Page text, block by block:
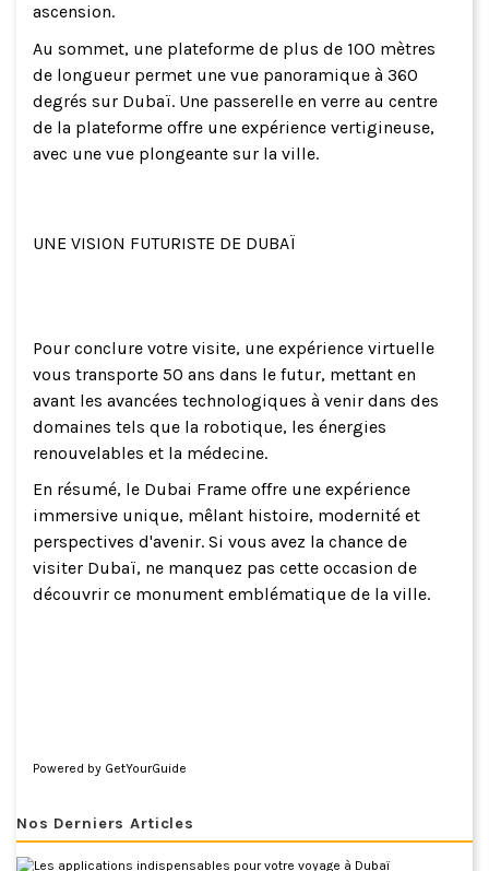
ascension.
Au sommet, une plateforme de plus de 100 mètres
de longueur permet une vue panoramique à 360
degrés sur Dubaï. Une passerelle en verre au centre
de la plateforme offre une expérience vertigineuse,
avec une vue plongeante sur la ville.
UNE VISION FUTURISTE DE DUBAÏ
Pour conclure votre visite, une expérience virtuelle
vous transporte 50 ans dans le futur, mettant en
avant les avancées technologiques à venir dans des
domaines tels que la robotique, les énergies
renouvelables et la médecine.
En résumé, le Dubai Frame offre une expérience
immersive unique, mêlant histoire, modernité et
perspectives d'avenir. Si vous avez la chance de
visiter Dubaï, ne manquez pas cette occasion de
découvrir ce monument emblématique de la ville.
Powered by GetYourGuide
Nos Derniers Articles